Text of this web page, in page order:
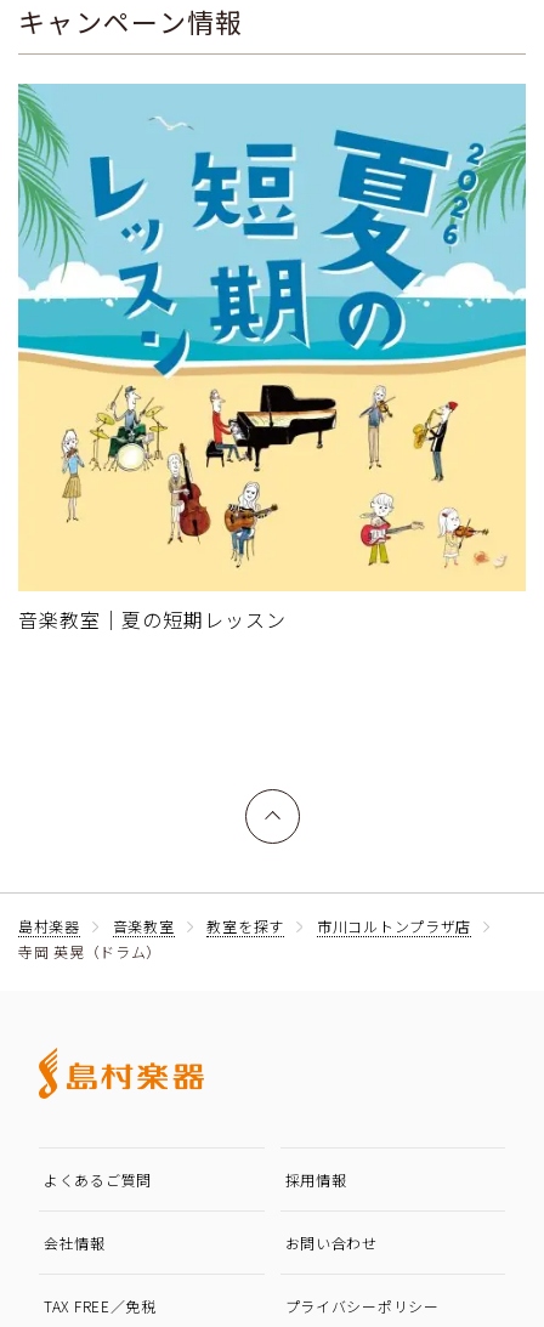
キャンペーン情報
音楽教室｜夏の短期レッスン
上へ戻る
島村楽器 音楽教室 教室を探す
市川コルトンプラザ店
寺岡 英晃（ドラム）
よくあるご質問 採用情報
会社情報 お問い合わせ
TAX FREE／免税 プライバシーポリシー